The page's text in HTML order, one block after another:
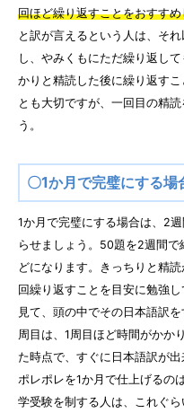
回ほど繰り返すことをおすす
と訳が言えるという人は、そ
し、やみくもにただ繰り返し
かりと精読した後に繰り返す
とも大切ですが、一回目の精
う。
〇1か月で完璧にする場
1か月で完璧にする場合は、2
らせましょう。50題を2週間
どになります。きっちりと精
回繰り返すことを目安に勉強
見て、頭の中でその日本語訳
周目は、1周目ほど時間がかか
た時点で、すぐに日本語訳が
ポレポレを1か月で仕上げるの
学受験を制する人は、これぐ